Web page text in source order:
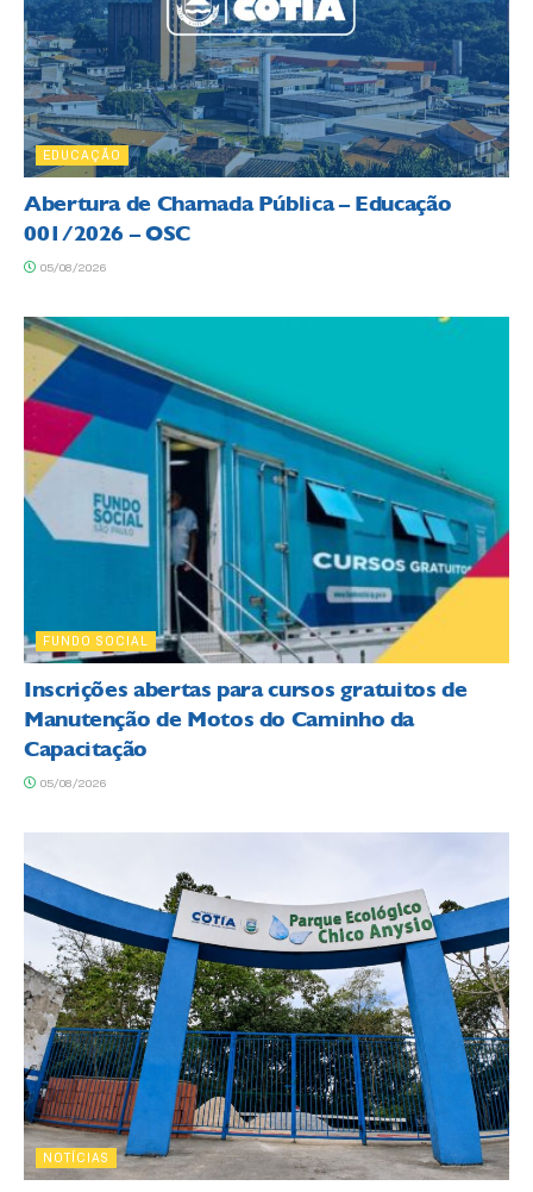
EDUCAÇÃO
Abertura de Chamada Pública – Educação
001/2026 – OSC
05/08/2026
FUNDO SOCIAL
Inscrições abertas para cursos gratuitos de
Manutenção de Motos do Caminho da
Capacitação
05/08/2026
NOTÍCIAS